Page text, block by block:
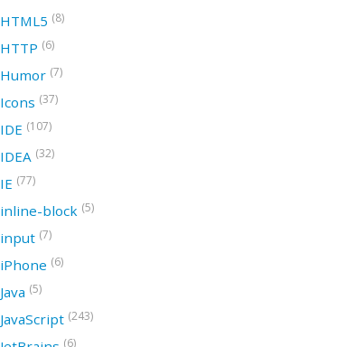
HTML5 (8)
HTTP (6)
Humor (7)
Icons (37)
IDE (107)
IDEA (32)
IE (77)
inline-block (5)
input (7)
iPhone (6)
Java (5)
JavaScript (243)
(6)